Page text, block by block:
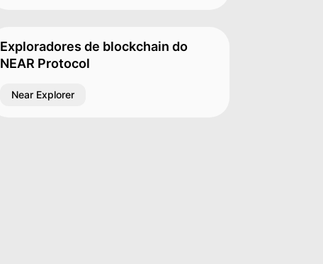
Exploradores de blockchain do
NEAR Protocol
Near Explorer